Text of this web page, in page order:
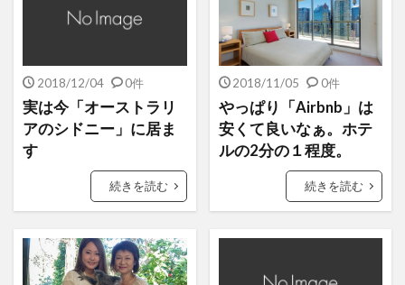
2018/12/04 0件
実は今「オーストラリ
アのシドニー」に居ま
す
続きを読む
2018/11/05 0件
やっぱり「Airbnb」は
安くて良いなぁ。ホテ
ルの2分の１程度。
続きを読む